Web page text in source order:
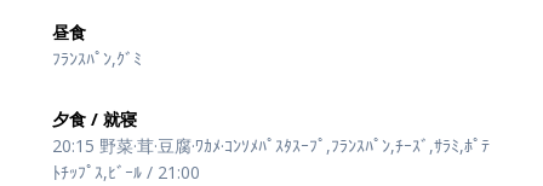
昼食
ﾌﾗﾝｽﾊﾟﾝ,ｸﾞﾐ
夕食 / 就寝
20:15 野菜·茸·豆腐·ﾜｶﾒ·ｺﾝｿﾒﾊﾟｽﾀｽｰﾌﾟ,ﾌﾗﾝｽﾊﾟﾝ,ﾁｰｽﾞ,ｻﾗﾐ,ﾎﾟﾃ
ﾄﾁｯﾌﾟｽ,ﾋﾞｰﾙ / 21:00